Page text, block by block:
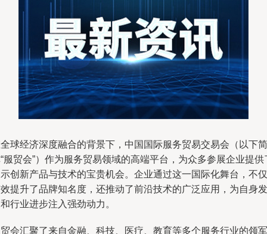
球经济深度融合的背景下，中国国际服务贸易交易会（以下简
服贸会”）作为服务贸易领域的高端平台，为众多参展企业提供
创新产品与技术的宝贵机会。企业通过这一国际化舞台，不仅
提升了品牌知名度，还推动了前沿技术的广泛应用，为自身发
行业进步注入强劲动力。
会汇聚了来自金融、科技、医疗、教育等多个服务行业的领军